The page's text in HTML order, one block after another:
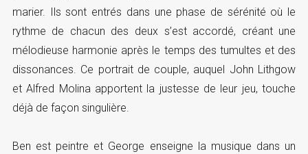
marier. Ils sont entrés dans une phase de sérénité où le
rythme de chacun des deux s’est accordé, créant une
mélodieuse harmonie après le temps des tumultes et des
dissonances. Ce portrait de couple, auquel John Lithgow
et Alfred Molina apportent la justesse de leur jeu, touche
déjà de façon singulière.
Ben est peintre et George enseigne la musique dans un